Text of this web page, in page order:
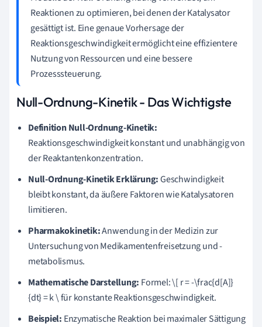
Reaktionen zu optimieren, bei denen der Katalysator
gesättigt ist. Eine genaue Vorhersage der
Reaktionsgeschwindigkeit ermöglicht eine effizientere
Nutzung von Ressourcen und eine bessere
Prozesssteuerung.
Null-Ordnung-Kinetik - Das Wichtigste
Definition Null-Ordnung-Kinetik:
Reaktionsgeschwindigkeit konstant und unabhängig von
der Reaktantenkonzentration.
Null-Ordnung-Kinetik Erklärung:Geschwindigkeit
bleibt konstant, da äußere Faktoren wie Katalysatoren
limitieren.
Pharmakokinetik:Anwendung in der Medizin zur
Untersuchung von Medikamentenfreisetzung und -
metabolismus.
Mathematische Darstellung: Formel: \[ r = -\frac{d[A]}
{dt} = k \ für konstante Reaktionsgeschwindigkeit.
Beispiel: Enzymatische Reaktion bei maximaler Sättigung